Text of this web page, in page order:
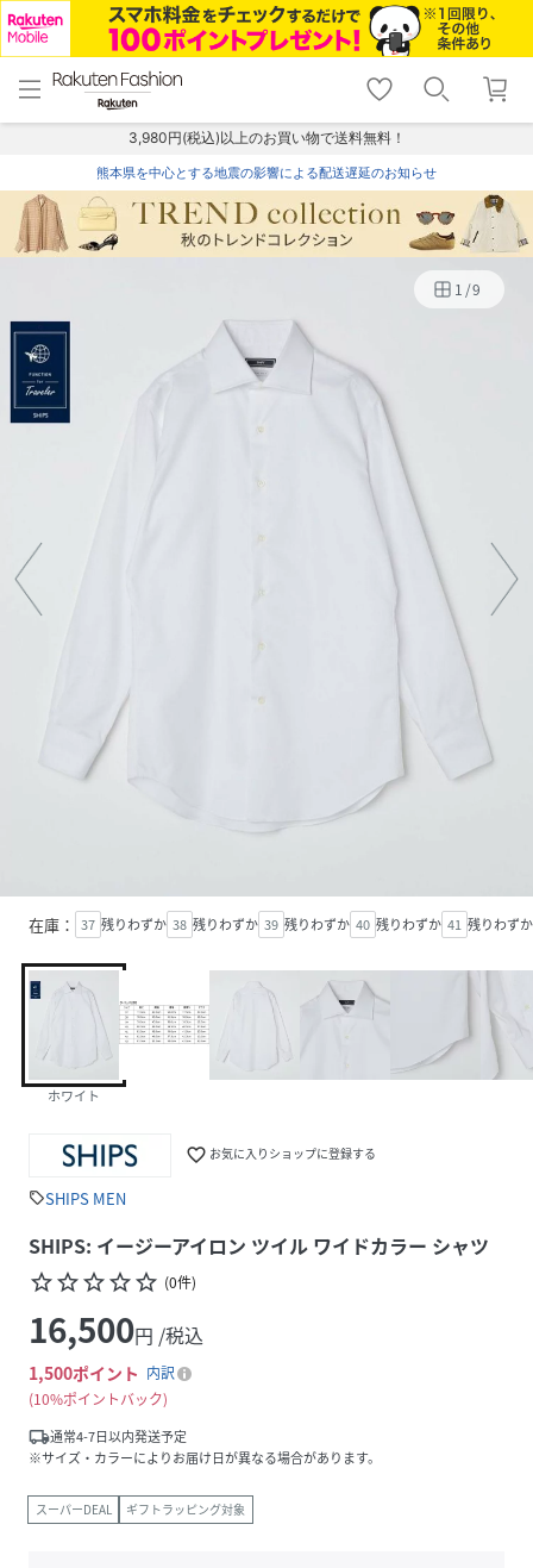
menu home
トップ
shopping_cart lock_outline
ログイン
3,980円(税込)以上のお買い物で送料無料！
熊本県を中心とする地震の影響による配送遅延のお知らせ
1 /9
在庫： 37 残りわずか 38 残りわずか 39 残りわずか 40 残りわずか 41 残りわずか
ホワイト
favorite_border お気に入りショップに登録する
sellSHIPS MEN
SHIPS: イージーアイロン ツイル ワイドカラー シャツ
star_borderstar_borderstar_borderstar_borderstar_border (0件)
16,500円 /税込
1,500ポイント 内訳
10%ポイントバック
local_shipping通常4-7日以内発送予定
※サイズ・カラーによりお届け日が異なる場合があります。
スーパーDEAL ギフトラッピング対象